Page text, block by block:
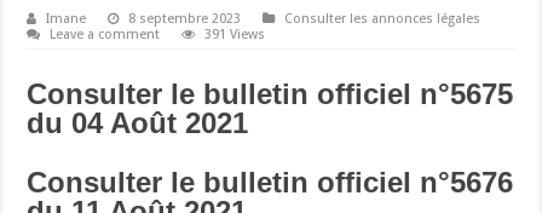
Imane 8 septembre 2023
Consulter les annonces légales
Leave a comment
391 Views
Consulter le bulletin officiel n°5675
du 04 Août 2021
Consulter le bulletin officiel n°5676